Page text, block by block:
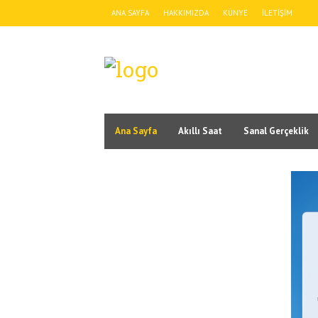
ANA SAYFA HAKKIMIZDA KÜNYE İLETIŞIM
Ana Sayfa Akıllı Saat Sanal Gerçeklik